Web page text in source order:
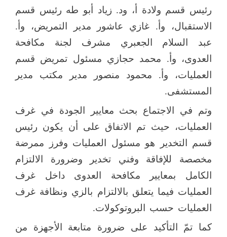
رئيس قسم ولادة أ، ود. زياد أبو طه رئيس قسم
الاستقبال، وأ. غازي عاشور مدير التمريض، وأ.
عبد السلام الجعبري مشرف لجنة مكافحة
العدوى، وأ. محمد حجازي مسئول تمريض قسم
العمليات، وأ. محمود منصور مدير مكتب مدير
المستشفى.
وتم في الاجتماع بحث معايير الجودة في غرف
العمليات، حيث تم الاتفاق على أن يكون رئيس
قسم التخدير هو مسئول العمليات وفرز ممرضة
مخصصة للإفاقة وفني تخدير وضرورة الالتزام
الكامل بمعايير مكافحة العدوى داخل غرف
العمليات فيما يتعلق بالالتزام بالزي ونظافة غرف
العمليات حسب البروتوكولات.
كما تمّ التأكيد على ضرورة متابعة الأجهزة من